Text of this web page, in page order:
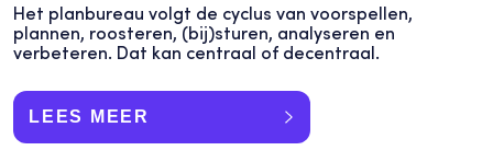
Het planbureau volgt de cyclus van voorspellen,
plannen, roosteren, (bij)sturen, analyseren en
verbeteren. Dat kan centraal of decentraal.
LEES MEER